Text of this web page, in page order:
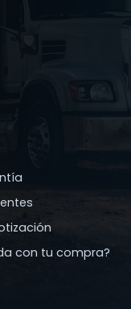
con tu compra?